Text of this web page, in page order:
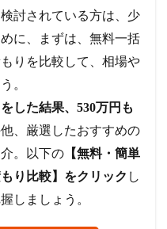
討されている方は、少
に、まずは、無料一括
りを比較して、相場や
。
した結果、530万円も
、厳選したおすすめの
。以下の 【無料・簡単
り比較】をクリック し
しましょう。